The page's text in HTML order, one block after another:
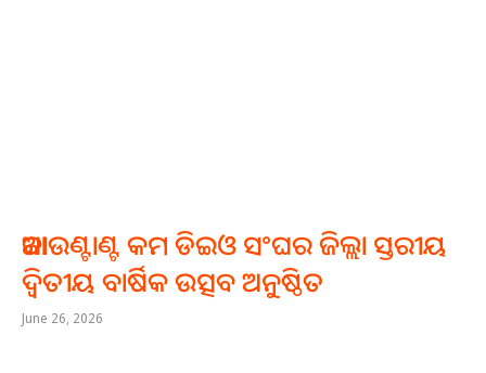
ଆକାଉଣ୍ଟାଣ୍ଟ କମ ଡିଇଓ ସଂଘର ଜିଲ୍ଲା ସ୍ତରୀୟ
ଦ୍ୱିତୀୟ ବାର୍ଷିକ ଉତ୍ସବ ଅନୁଷ୍ଠିତ
June 26, 2026